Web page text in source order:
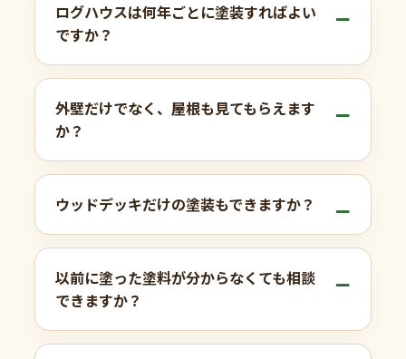
ログハウスは何年ごとに塗装すればよい
ですか？
外壁だけでなく、屋根も見てもらえます
か？
ウッドデッキだけの塗装もできますか？
以前に塗った塗料が分からなくても相談
できますか？